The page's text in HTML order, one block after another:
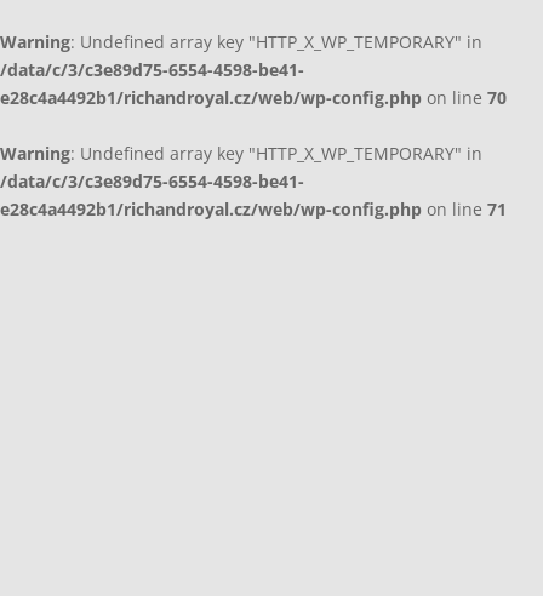
Warning: Undefined array key "HTTP_X_WP_TEMPORARY" in
/data/c/3/c3e89d75-6554-4598-be41-
e28c4a4492b1/richandroyal.cz/web/wp-config.php on line 70
Warning: Undefined array key "HTTP_X_WP_TEMPORARY" in
/data/c/3/c3e89d75-6554-4598-be41-
e28c4a4492b1/richandroyal.cz/web/wp-config.php on line 71